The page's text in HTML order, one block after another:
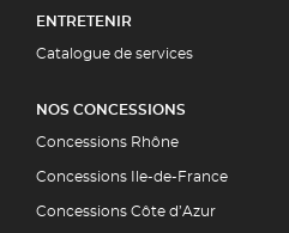
ENTRETENIR
Catalogue de services
NOS CONCESSIONS
Concessions Rhône
Concessions Ile-de-France
Concessions Côte d’Azur